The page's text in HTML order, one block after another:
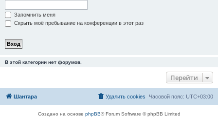
Запомнить меня
Скрыть моё пребывание на конференции в этот раз
В этой категории нет форумов.
Перейти
Шантара Часовой пояс: UTC+03:00
Удалить cookies
Создано на основе phpBB® Forum Software © phpBB Limited